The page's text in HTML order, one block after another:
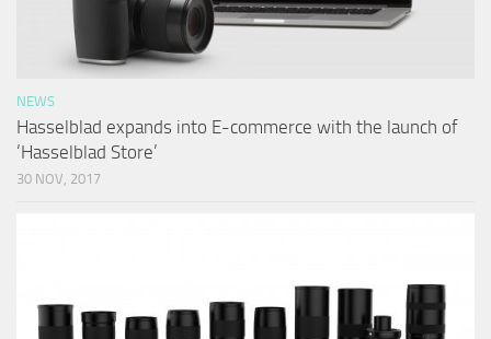
NEWS
Hasselblad expands into E-commerce with the launch of
‘Hasselblad Store’
30 NOV, 2017